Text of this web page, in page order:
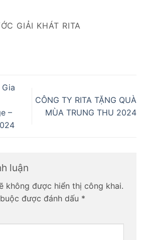
GIẢI KHÁT RITA
–
CÔNG TY RITA TẶNG QUÀ
MÙA TRUNG THU 2024
luận
không được hiển thị công khai.
được đánh dấu *